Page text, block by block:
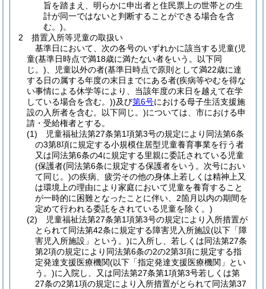
旨を踏まえ、明らかに申出者と住民票上の世帯との生
計が同一ではないと判断することができる場合を含
む。)。
2 措置入所等児童の取扱い
基準日において、次の各号のいずれかに該当する児童(児
童(基準日時点で満18歳に満たない者をいう。以下同
じ。)、児童以外の者(基準日時点で原則として満22歳に達
する日の属する年度の末日までにある者(疾病等やむを得な
い事情による休学等により、当該年度の末日を越えて在学
している場合を含む。))及び第6号における母子生活支援施
設の入所者を含む。以下同じ。)については、市における申
請・受給権者とする。
(1) 児童福祉法第27条第1項第3号の規定により同法第6条
の3第8項に規定する小規模住居型児童養育事業を行う者
又は同法第6条の4に規定する里親に委託されている児童
(保護者(同法第6条に規定する保護者をいう。次号におい
て同じ。)の疾病、疲労その他の身体上若しくは精神上又
は環境上の理由により家庭において児童を養育すること
が一時的に困難となったことに伴い、2箇月以内の期間を
定めて行われる委託をされている児童を除く。)
(2) 児童福祉法第27条第1項第3号の規定により入所措置が
とられて同法第42条に規定する障害児入所施設(以下「障
害児入所施設」という。)に入所し、若しくは同法第27条
第2項の規定により同法第6条の2の2第3項に規定する指
定発達支援医療機関(以下「指定発達支援医療機関」とい
う。)に入院し、又は同法第27条第1項第3号若しくは第
27条の2第1項の規定により入所措置がとられて同法第37